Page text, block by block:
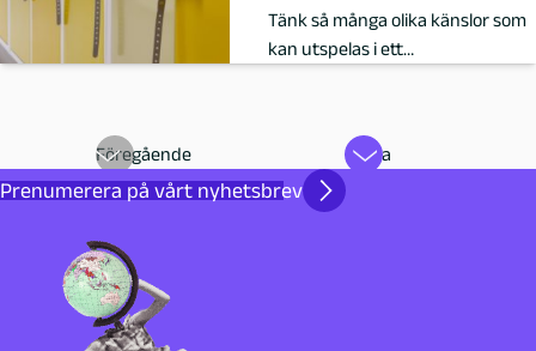
Tänk så många olika känslor som
kan utspelas i ett
Föregående Nästa
Prenumerera på vårt nyhetsbrev